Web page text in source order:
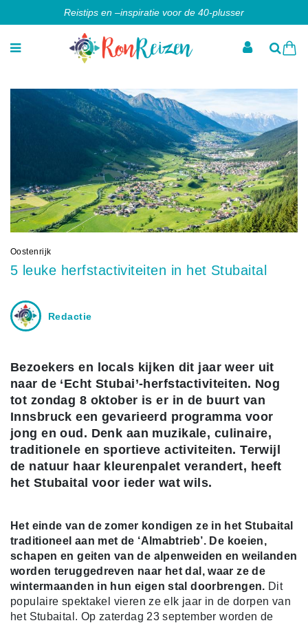
Reistips en –inspiratie voor de 40-plusser
Oostenrijk
5 leuke herfstactiviteiten in het Stubaital
Redactie
Bezoekers en locals kijken dit jaar weer uit
naar de ‘Echt Stubai’-herfstactiviteiten. Nog
tot zondag 8 oktober is er in de buurt van
Innsbruck een gevarieerd programma voor
jong en oud. Denk aan muzikale, culinaire,
traditionele en sportieve activiteiten. Terwijl
de natuur haar kleurenpalet verandert, heeft
het Stubaital voor ieder wat wils.
Het einde van de zomer kondigen ze in het Stubaital
traditioneel aan met de ‘Almabtrieb’. De koeien,
schapen en geiten van de alpenweiden en weilanden
worden teruggedreven naar het dal, waar ze de
wintermaanden in hun eigen stal doorbrengen. Dit
populaire spektakel vieren ze elk jaar in de dorpen van
het Stubaital. Op zaterdag 23 september worden de